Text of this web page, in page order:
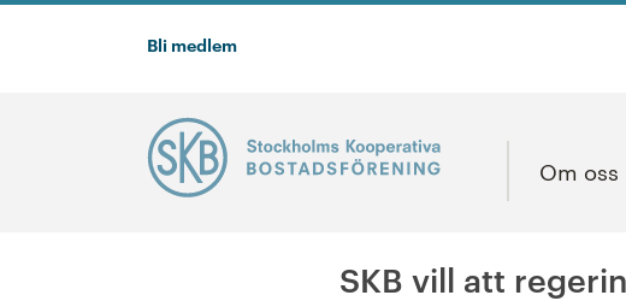
Bli medlem
Om oss
SKB vill att